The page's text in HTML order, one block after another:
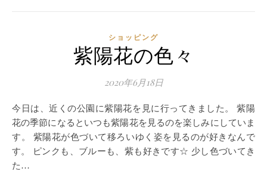
ショッピング
紫陽花の色々
2020年6月18日
今日は、近くの公園に紫陽花を見に行ってきました。 紫陽
花の季節になるといつも紫陽花を見るのを楽しみにしていま
す。 紫陽花が色づいて移ろいゆく姿を見るのが好きなんで
す。 ピンクも、ブルーも、紫も好きです☆ 少し色づいてき
た…